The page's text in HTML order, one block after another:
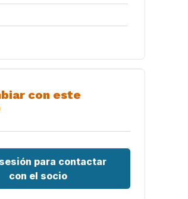
con este
para contactar
con el socio